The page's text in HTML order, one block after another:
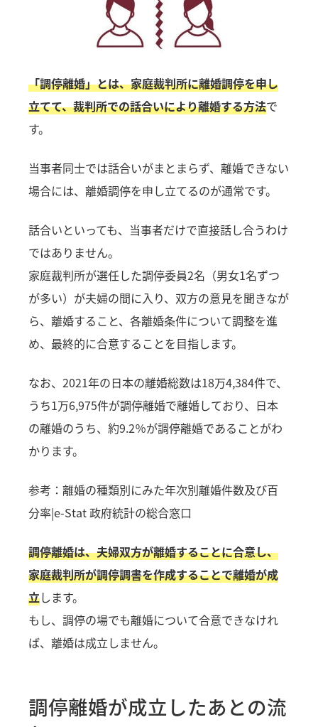
「調停離婚」とは、家庭裁判所に離婚調停を申し
立てて、裁判所での話合いにより離婚する方法で
す。
当事者同士では話合いがまとまらず、離婚できない
場合には、離婚調停を申し立てるのが通常です。
話合いといっても、当事者だけで直接話し合うわけ
ではありません。
家庭裁判所が選任した調停委員2名（男女1名ずつ
が多い）が夫婦の間に入り、双方の意見を聞きなが
ら、離婚すること、各離婚条件について調整を進
め、最終的に合意することを目指します。
なお、2021年の日本の離婚総数は18万4,384件で、
うち1万6,975件が調停離婚で離婚しており、日本
の離婚のうち、約9.2％が調停離婚であることがわ
かります。
参考：離婚の種類別にみた年次別離婚件数及び百
分率|e-Stat 政府統計の総合窓口
調停離婚は、夫婦双方が離婚することに合意し、
家庭裁判所が調停調書を作成することで離婚が成
立します。
もし、調停の場でも離婚について合意できなけれ
ば、離婚は成立しません。
調停離婚が成立したあとの流